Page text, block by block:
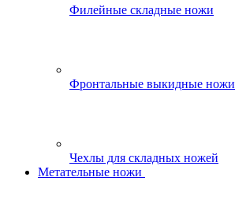
Филейные складные ножи
Фронтальные выкидные ножи
Чехлы для складных ножей
Метательные ножи